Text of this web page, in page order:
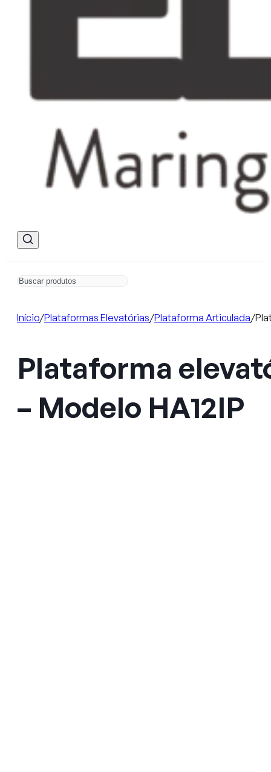
Início/Plataformas Elevatórias/Plataforma Articulada/
Plataforma
– Modelo HA12IP